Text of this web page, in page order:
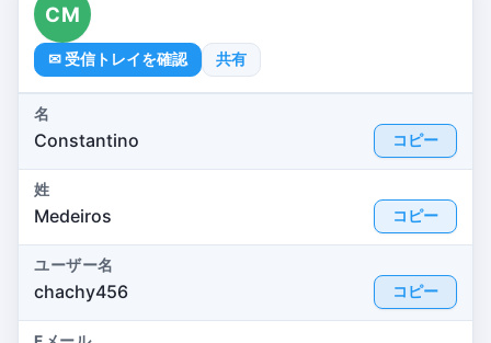
CM
✉ 受信トレイを確認 共有
名
Constantino コピー
姓
Medeiros コピー
ユーザー名
chachy456 コピー